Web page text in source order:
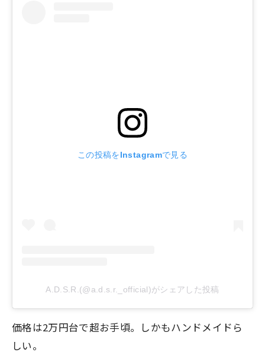
この投稿をInstagramで見る
A.D.S.R.(@a.d.s.r._official)がシェアした投稿
価格は2万円台で超お手頃。しかもハンドメイドら
しい。